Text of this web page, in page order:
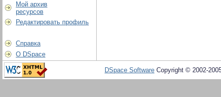
Мой архив
ресурсов
Редактировать профиль
Справка
О DSpace
DSpace Software Copyright © 2002-